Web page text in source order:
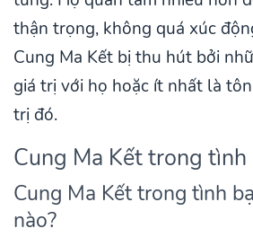
thận trọng, không quá xúc
Cung Ma Kết bị thu hút bởi
giá trị với họ hoặc ít nhất là
trị đó.
Cung Ma Kết trong tình
Cung Ma Kết trong tình
nào?